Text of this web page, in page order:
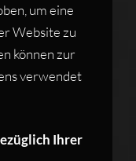
um eine
Website zu
können zur
verwendet
Ihrer